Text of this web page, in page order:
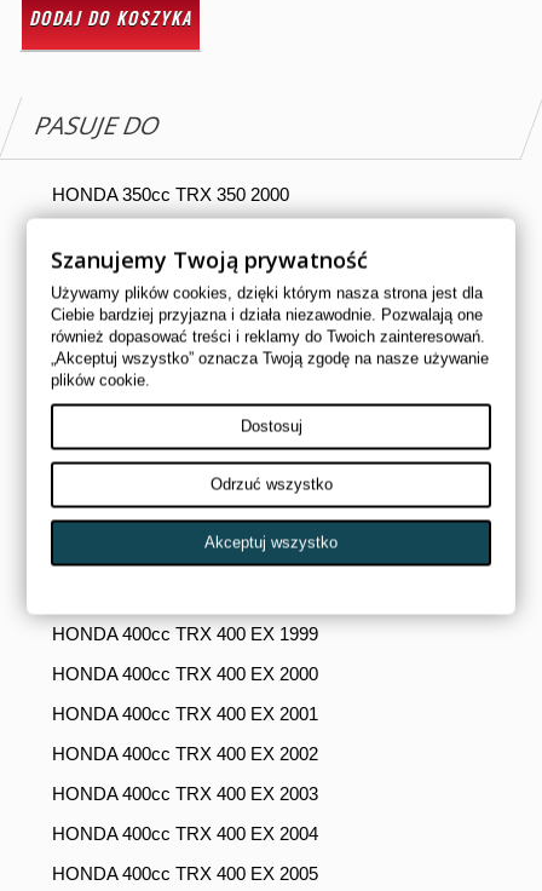
DODAJ DO KOSZYKA
PASUJE DO
HONDA 350cc TRX 350 2000
HONDA 350cc TRX 350 2002
HONDA 350cc TRX 350 2003
HONDA 350cc TRX 350 2004
HONDA 350cc TRX 350 2005
HONDA 350cc TRX 350 2006
HONDA 400cc TRX 400 EX 1995
HONDA 400cc TRX 400 EX 1996
HONDA 400cc TRX 400 EX 1997
HONDA 400cc TRX 400 EX 1999
HONDA 400cc TRX 400 EX 2000
HONDA 400cc TRX 400 EX 2001
HONDA 400cc TRX 400 EX 2002
HONDA 400cc TRX 400 EX 2003
HONDA 400cc TRX 400 EX 2004
HONDA 400cc TRX 400 EX 2005
Szanujemy Twoją prywatność
Używamy plików cookies, dzięki którym nasza strona jest dla
Ciebie bardziej przyjazna i działa niezawodnie. Pozwalają one
również dopasować treści i reklamy do Twoich zainteresowań.
„Akceptuj wszystko” oznacza Twoją zgodę na nasze używanie
plików cookie.
Dostosuj
Odrzuć wszystko
Akceptuj wszystko